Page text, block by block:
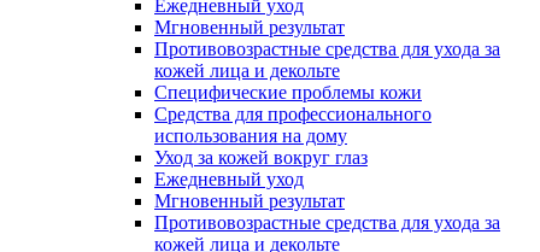
Ежедневный уход
Мгновенный результат
Противовозрастные средства для ухода за
кожей лица и декольте
Специфические проблемы кожи
Средства для профессионального
использования на дому
Уход за кожей вокруг глаз
Ежедневный уход
Мгновенный результат
Противовозрастные средства для ухода за
кожей лица и декольте